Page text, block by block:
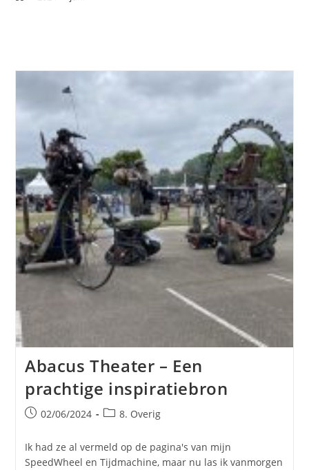
Abacus Theater – Een
prachtige inspiratiebron
Bericht
op:
02/06/2024 Berichtcategorie:
8. Overig
Ik had ze al vermeld op de pagina's van mijn
SpeedWheel en Tijdmachine, maar nu las ik vanmorgen